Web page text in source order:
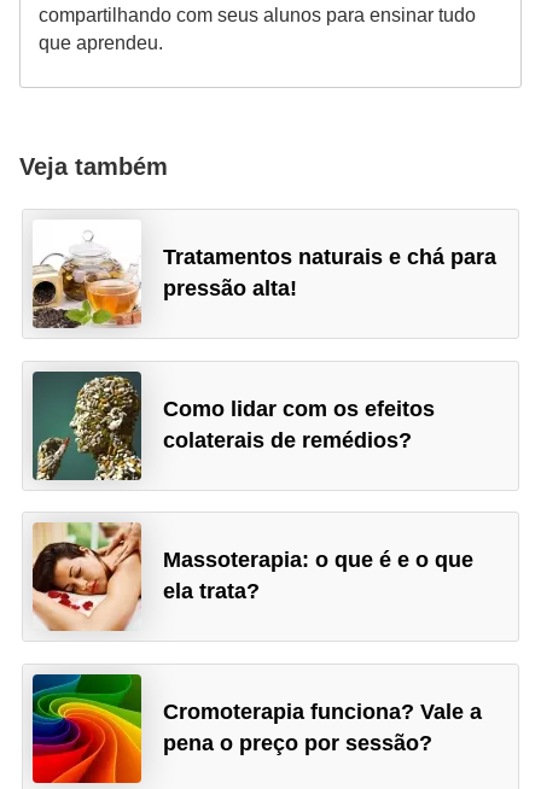
compartilhando com seus alunos para ensinar tudo
que aprendeu.
Veja também
Tratamentos naturais e chá para
pressão alta!
Como lidar com os efeitos
colaterais de remédios?
Massoterapia: o que é e o que
ela trata?
Cromoterapia funciona? Vale a
pena o preço por sessão?